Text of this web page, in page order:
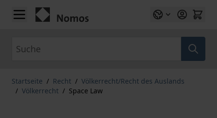
Zum Inhalt springen
Startseite / Recht / Völkerrecht/Recht des Auslands
/ Völkerrecht / Space Law